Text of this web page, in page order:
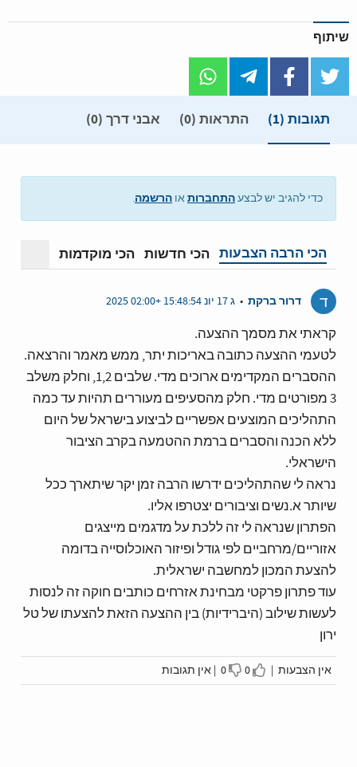
שיתוף
תגובות (1) התראות (0) אבני דרך (0)
כדי להגיב יש לבצעהתחברותאו הרשמה.
הכי הרבה הצבעות הכי חדשות הכי מוקדמות
ד דרור ברקת • ג 17 יונ 15:48:54 +02:00 2025
קראתי את מסמך ההצעה.
לטעמי ההצעה כתובה באריכות יתר, ממש מאמר והרצאה.
ההסברים המקדימים ארוכים מדי. שלבים 1,2, וחלק משלב
3 מפורטים מדי. חלק מהסעיפים מעוררים תהיות עד כמה
התהליכים המוצעים אפשריים לביצוע בישראל של היום
ללא הכנה והסברים ברמת ההטמעה בקרב הציבור
הישראלי.
נראה לי שהתהליכים ידרשו הרבה זמן יקר שיתארך ככל
שיותר א.נשים וציבורים יצטרפו אליו.
הפתרון שנראה לי זה ללכת על מדגמים מייצגים
אזוריים/מרחביים לפי גודל ופיזור האוכלוסייה בדומה
להצעת המכון למחשבה ישראלית.
עוד פתרון פרקטי מבחינת אזרחים כותבים חוקה זה לנסות
לעשות שילוב (היברידיות) בין ההצעה הזאת להצעתו של טל
ירון
אין הצבעות |
I agree
disagree
אין תגובות